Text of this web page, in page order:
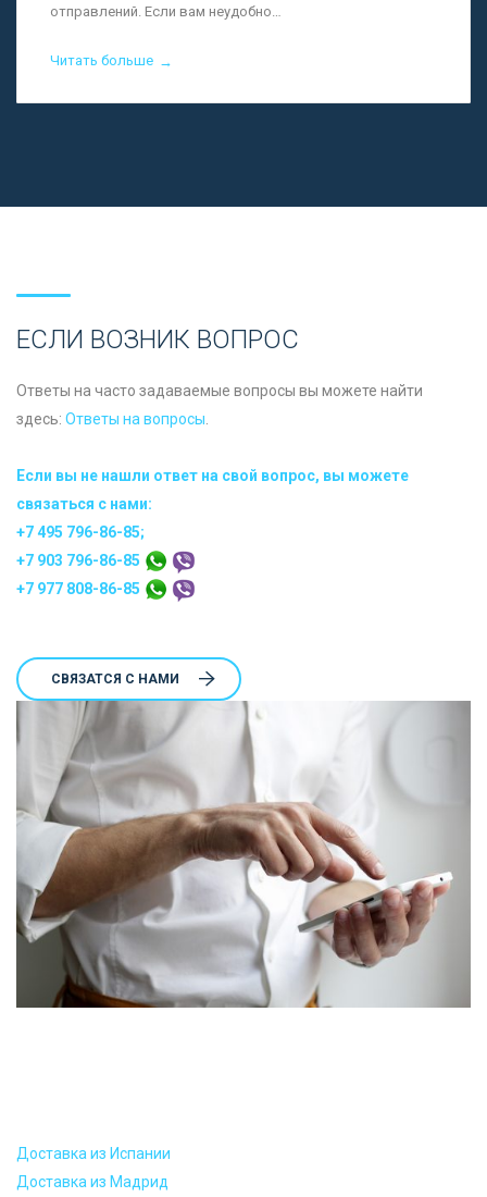
отправлений. Если вам неудобно…
Читать больше →
ЕСЛИ ВОЗНИК ВОПРОС
Ответы на часто задаваемые вопросы вы можете найти
здесь: Ответы на вопросы
Если вы не нашли ответ на свой вопрос, вы можете
связаться с нами:
+7 495 796-86-85;
+7 903 796-86-85
+7 977 808-86-85
CВЯЗАТСЯ С НАМИ
Доставка из Испании
Доставка из Мадрид